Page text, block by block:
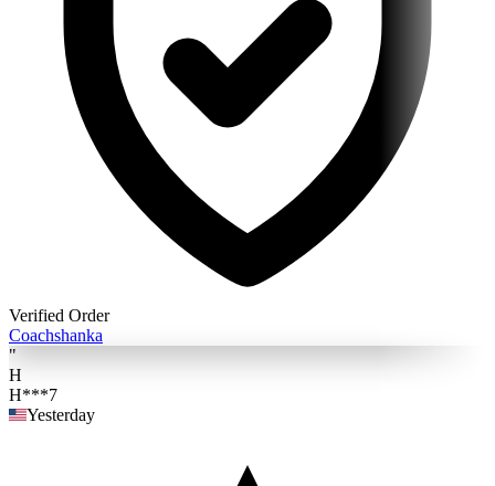
Verified Order
Coachshanka
"
H
H***7
Yesterday